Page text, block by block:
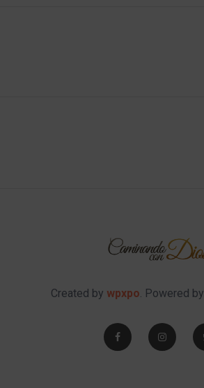
Created by wpxpo. Powered by